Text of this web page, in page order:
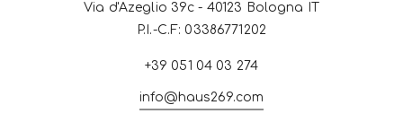
Via d'Azeglio 39c - 40123 Bologna IT
P.I.-C.F: 03386771202
+39 051 04 03 274
info@haus269.com